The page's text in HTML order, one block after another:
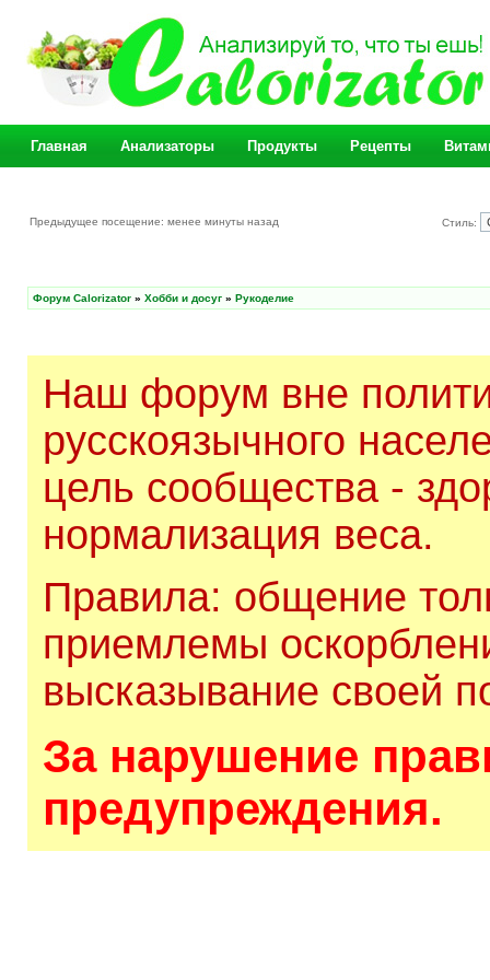
Главная Анализаторы Продукты Рецепты
Предыдущее посещение: менее минуты назад Стиль:
Форум Calorizator » Хобби и досуг » Рукоделие
Наш форум вне
русскоязычного
цель сообщества -
нормализация веса.
Правила: общение
приемлемы
высказывание своей
За нарушение
предупреждения.